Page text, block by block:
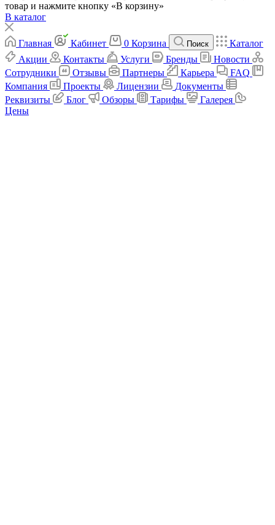
товар и нажмите кнопку «В корзину»
В каталог
Главная Кабинет 0 Корзина Поиск
Каталог
Акции
Контакты Услуги Бренды
Новости
Сотрудники
Отзывы Партнеры Карьера
FAQ
Компания
Проекты Лицензии
Документы
Реквизиты
Блог Обзоры Тарифы
Галерея
Цены